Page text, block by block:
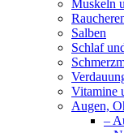
Muskeln
Salben
Schlaf
Vitamine
Augen,
–